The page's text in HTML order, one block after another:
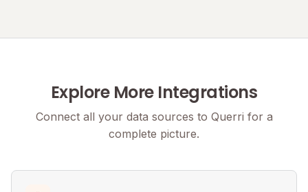
Explore More Integrations
Connect all your data sources to Querri for a
complete picture.